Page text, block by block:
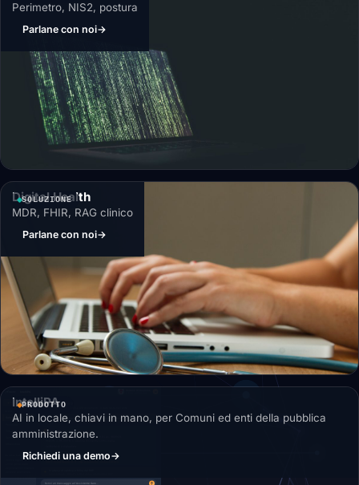
Perimetro, NIS2, postura
Parlane con noi→
SOLUZIONE
Digital Health
MDR, FHIR, RAG clinico
Parlane con noi→
PRODOTTO
IntelliPA
AI in locale, chiavi in mano, per Comuni ed enti della pubblica
amministrazione.
Richiedi una demo→